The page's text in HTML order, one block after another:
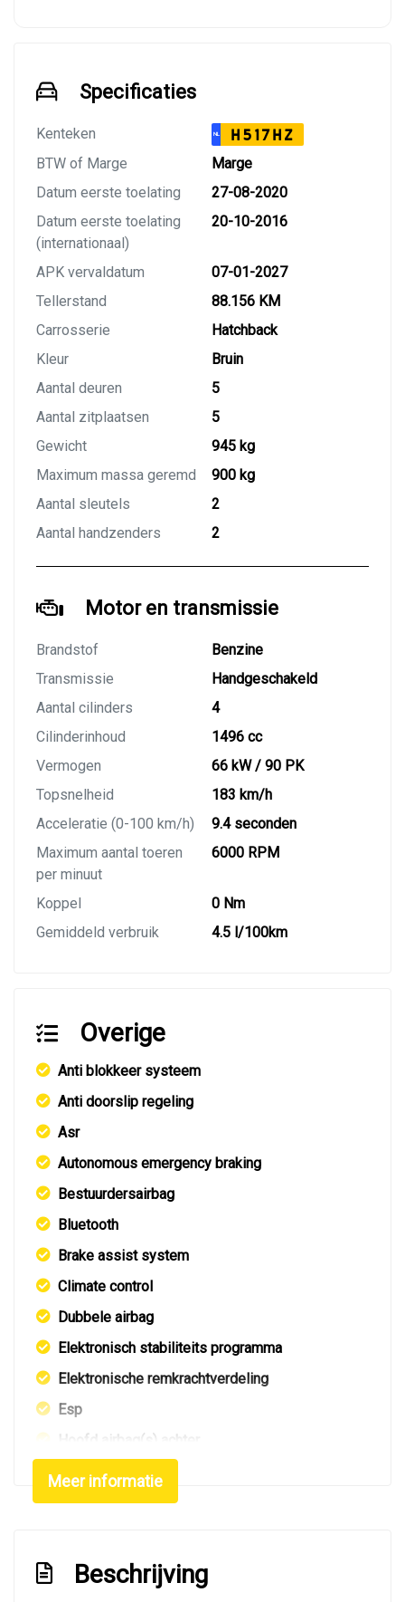
Specificaties
Kenteken NL H517HZ
BTW of Marge
Marge
Datum eerste toelating
27-08-2020
Datum eerste toelating
(internationaal)
20-10-2016
APK vervaldatum
07-01-2027
Tellerstand
88.156 KM
Carrosserie
Hatchback
Kleur
Bruin
Aantal deuren
5
Aantal zitplaatsen
5
Gewicht
945 kg
Maximum massa geremd
900 kg
Aantal sleutels
2
Aantal handzenders
2
Motor en transmissie
Brandstof
Benzine
Transmissie
Handgeschakeld
Aantal cilinders
4
Cilinderinhoud
1496 cc
Vermogen
66 kW / 90 PK
Topsnelheid
183 km/h
Acceleratie (0-100 km/h)
9.4 seconden
Maximum aantal toeren
per minuut
6000 RPM
Koppel
0 Nm
Gemiddeld verbruik
4.5 l/100km
Overige
Anti blokkeer systeem
Anti doorslip regeling
Asr
Autonomous emergency braking
Bestuurdersairbag
Bluetooth
Brake assist system
Climate control
Dubbele airbag
Elektronisch stabiliteits programma
Elektronische remkrachtverdeling
Esp
Hoofd airbag(s) achter
Hoofd airbag(s) voor
Hoofd airbag(s) voor en achter
Lichtmetalen velgen
Passagiersairbag
Meer informatie
Beschrijving